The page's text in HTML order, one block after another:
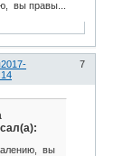
вы правы...
7
2017-
вы